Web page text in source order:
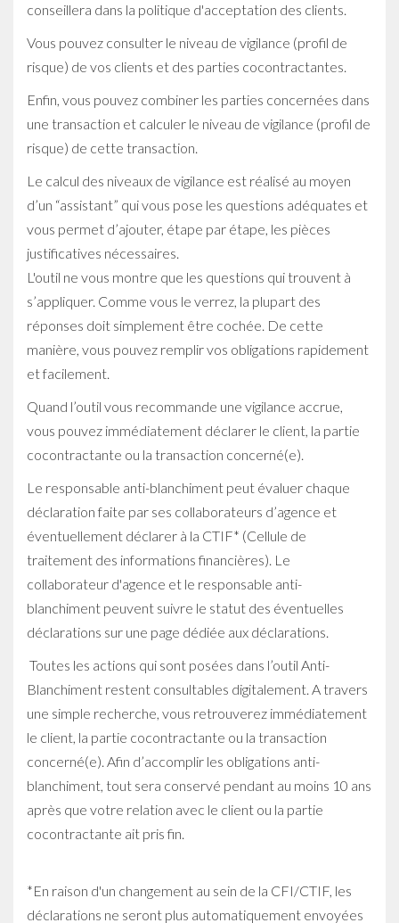
conseillera dans la politique d'acceptation des clients.
Vous pouvez consulter le niveau de vigilance (profil de
risque) de vos clients et des parties cocontractantes.
Enfin, vous pouvez combiner les parties concernées dans
une transaction et calculer le niveau de vigilance (profil de
risque) de cette transaction.
Le calcul des niveaux de vigilance est réalisé au moyen
d’un “assistant” qui vous pose les questions adéquates et
vous permet d’ajouter, étape par étape, les pièces
justificatives nécessaires.
L'outil ne vous montre que les questions qui trouvent à
s’appliquer. Comme vous le verrez, la plupart des
réponses doit simplement être cochée. De cette
manière, vous pouvez remplir vos obligations rapidement
et facilement.
Quand l’outil vous recommande une vigilance accrue,
vous pouvez immédiatement déclarer le client, la partie
cocontractante ou la transaction concerné(e).
Le responsable anti-blanchiment peut évaluer chaque
déclaration faite par ses collaborateurs d’agence et
éventuellement déclarer à la CTIF* (Cellule de
traitement des informations financières). Le
collaborateur d'agence et le responsable anti-
blanchiment peuvent suivre le statut des éventuelles
déclarations sur une page dédiée aux déclarations.
Toutes les actions qui sont posées dans l’outil Anti-
Blanchiment restent consultables digitalement. A travers
une simple recherche, vous retrouverez immédiatement
le client, la partie cocontractante ou la transaction
concerné(e). Afin d’accomplir les obligations anti-
blanchiment, tout sera conservé pendant au moins 10 ans
après que votre relation avec le client ou la partie
cocontractante ait pris fin.
*En raison d'un changement au sein de la CFI/CTIF, les
déclarations ne seront plus automatiquement envoyées